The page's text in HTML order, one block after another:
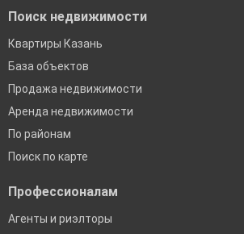
Поиск недвижимости
Квартиры Казань
База объектов
Продажа недвижимости
Аренда недвижимости
По районам
Поиск по карте
Профессионалам
Агенты и риэлторы